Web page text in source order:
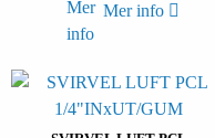
Mer info